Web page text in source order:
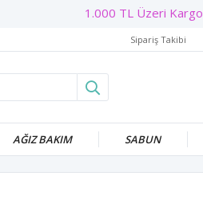
1.000 TL Üzeri
Sipariş Takibi
AĞIZ BAKIM SABUN